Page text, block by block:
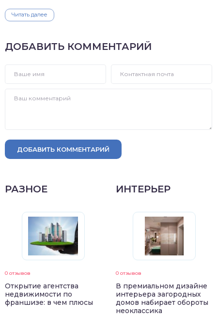
Читать далее
ДОБАВИТЬ КОММЕНТАРИЙ
ДОБАВИТЬ КОММЕНТАРИЙ
РАЗНОЕ
0 отзывов
Открытие агентства
недвижимости по
франшизе: в чем плюсы
ИНТЕРЬЕР
0 отзывов
В премиальном дизайне
интерьера загородных
домов набирает обороты
неоклассика